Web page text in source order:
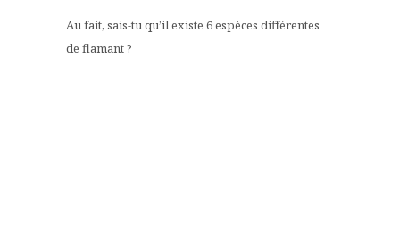
Au fait, sais-tu qu’il existe 6 espèces différentes
de flamant ?